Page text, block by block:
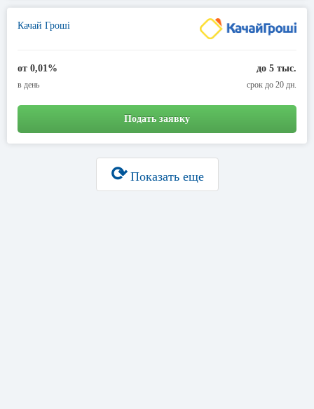
Качай Гроші
от 0,01%
в день
до 5 тыс.
срок до 20 дн.
Подать заявку
⟳Показать еще